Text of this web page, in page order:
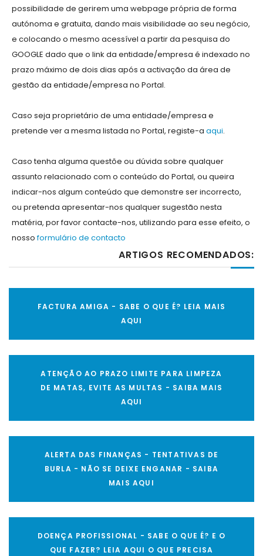
possibilidade de gerirem uma webpage própria de forma
autónoma e gratuita, dando mais visibilidade ao seu negócio,
e colocando o mesmo acessível a partir da pesquisa do
GOOGLE dado que o link da entidade/empresa é indexado no
prazo máximo de dois dias após a activação da área de
gestão da entidade/empresa no Portal.
Caso seja proprietário de uma entidade/empresa e
pretende ver a mesma listada no Portal, registe-a aqui.
Caso tenha alguma questõe ou dúvida sobre qualquer
assunto relacionado com o conteúdo do Portal, ou queira
indicar-nos algum conteúdo que demonstre ser incorrecto,
ou pretenda apresentar-nos qualquer sugestão nesta
matéria, por favor contacte-nos, utilizando para esse efeito, o
nossoformulário de contacto
ARTIGOS RECOMENDADOS:
FACTURA AMIGA - SABE O QUE É? LEIA MAIS
AQUI
ATENÇÃO AO PRAZO LIMITE PARA LIMPEZA
DE MATAS, EVITE AS MULTAS - SAIBA MAIS
AQUI
ALERTA DAS FINANÇAS - TENTATIVAS DE
BURLA - NÃO SE DEIXE ENGANAR - SAIBA
MAIS AQUI
DOENÇA PROFISSIONAL - SABE O QUE É? E O
QUE FAZER? LEIA AQUI O QUE PRECISA